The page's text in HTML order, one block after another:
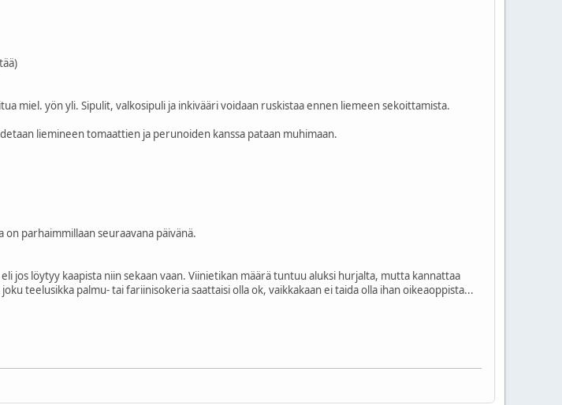
miel. yön yli. Sipulit, valkosipuli ja inkivääri voidaan ruskistaa ennen liemeen sekoittamista.
liemineen tomaattien ja perunoiden kanssa pataan muhimaan.
parhaimmillaan seuraavana päivänä.
jos löytyy kaapista niin sekaan vaan. Viinietikan määrä tuntuu aluksi hurjalta, mutta kannattaa
teelusikka palmu- tai fariinisokeria saattaisi olla ok, vaikkakaan ei taida olla ihan oikeaoppista...